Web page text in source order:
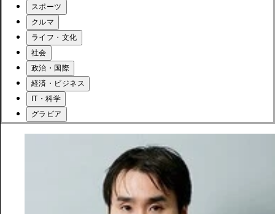
スポーツ
クルマ
ライフ・文化
社会
政治・国際
経済・ビジネス
IT・科学
グラビア